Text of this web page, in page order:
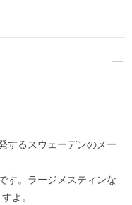
するスウェーデンのメー
す。ラージメスティンな
よ。